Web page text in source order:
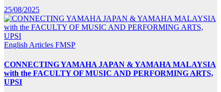
25/08/2025
English Articles FMSP
CONNECTING YAMAHA JAPAN & YAMAHA MALAYSIA
with the FACULTY OF MUSIC AND PERFORMING ARTS,
UPSI